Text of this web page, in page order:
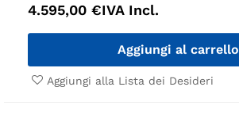
4.595,00 €IVA Incl.
Aggiungi al carrello
Aggiungi alla Lista dei Desideri